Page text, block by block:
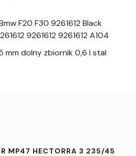
F20 F30 9261612 Black
9261612 9261612 A104
mm dolny zbiornik 0,6 l stal
MP47 HECTORRA 3 235/45